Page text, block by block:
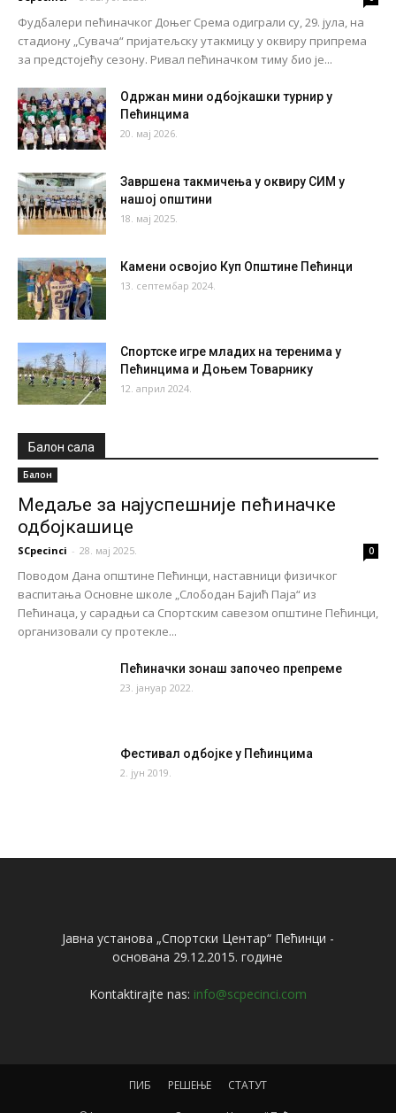
Фудбалери пећиначког Доњег Срема одиграли су, 29. јула, на
стадиону „Сувача“ пријатељску утакмицу у оквиру припрема
за предстојећу сезону. Ривал пећиначком тиму био је...
Одржан мини одбојкашки турнир у
Пећинцима
20. мај 2026.
Завршена такмичења у оквиру СИМ у
нашој општини
18. мај 2025.
Камени освојио Куп Општине Пећинци
13. септембар 2024.
Спортске игре младих на теренима у
Пећинцима и Доњем Товарнику
12. април 2024.
Балон сала
Балон
Медаље за најуспешније пећиначке
одбојкашице
SCpecinci - 28. мај 2025. 0
Поводом Дана општине Пећинци, наставници физичког
васпитања Основне школе „Слободан Бајић Паја“ из
Пећинаца, у сарадњи са Спортским савезом општине Пећинци,
организовали су протекле...
Пећиначки зонаш започео препреме
23. јануар 2022.
Фестивал одбојке у Пећинцима
2. јун 2019.
Јавна установа „Спортски Центар“ Пећинци -
основана 29.12.2015. године
Kontaktirajte nas: info@scpecinci.com
ПИБ РЕШЕЊЕ СТАТУТ